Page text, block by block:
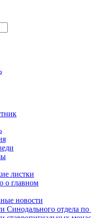
листки
о главном
новости
Синодального отдела